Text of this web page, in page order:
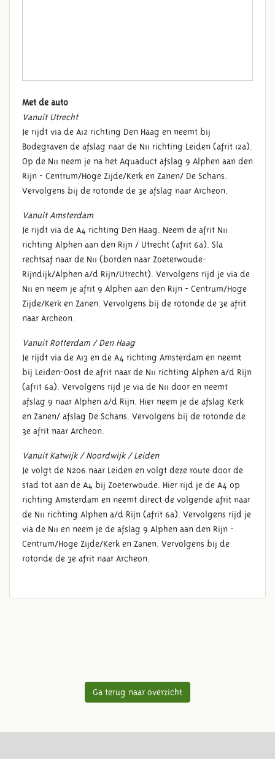
Met de auto
Vanuit Utrecht
Je rijdt via de A12 richting Den Haag en neemt bij
Bodegraven de afslag naar de N11 richting Leiden (afrit 12a).
Op de N11 neem je na het Aquaduct afslag 9 Alphen aan den
Rijn - Centrum/Hoge Zijde/Kerk en Zanen/ De Schans.
Vervolgens bij de rotonde de 3e afslag naar Archeon.
Vanuit Amsterdam
Je rijdt via de A4 richting Den Haag. Neem de afrit N11
richting Alphen aan den Rijn / Utrecht (afrit 6a). Sla
rechtsaf naar de N11 (borden naar Zoeterwoude-
Rijndijk/Alphen a/d Rijn/Utrecht). Vervolgens rijd je via de
N11 en neem je afrit 9 Alphen aan den Rijn - Centrum/Hoge
Zijde/Kerk en Zanen. Vervolgens bij de rotonde de 3e afrit
naar Archeon.
Vanuit Rotterdam / Den Haag
Je rijdt via de A13 en de A4 richting Amsterdam en neemt
bij Leiden-Oost de afrit naar de N11 richting Alphen a/d Rijn
(afrit 6a). Vervolgens rijd je via de N11 door en neemt
afslag 9 naar Alphen a/d Rijn. Hier neem je de afslag Kerk
en Zanen/ afslag De Schans. Vervolgens bij de rotonde de
3e afrit naar Archeon.
Vanuit Katwijk / Noordwijk / Leiden
Je volgt de N206 naar Leiden en volgt deze route door de
stad tot aan de A4 bij Zoeterwoude. Hier rijd je de A4 op
richting Amsterdam en neemt direct de volgende afrit naar
de N11 richting Alphen a/d Rijn (afrit 6a). Vervolgens rijd je
via de N11 en neem je de afslag 9 Alphen aan den Rijn -
Centrum/Hoge Zijde/Kerk en Zanen. Vervolgens bij de
rotonde de 3e afrit naar Archeon.
Ga terug naar overzicht